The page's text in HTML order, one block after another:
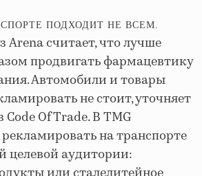
ПОДХОДИТ НЕ ВСЕМ.
Arena считает, что лучше
продвигать фармацевтику
Автомобили и товары
не стоит, уточняет
Code Of Trade. В TMG
на транспорте
целевой аудитории: